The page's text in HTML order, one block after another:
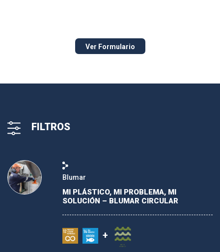
Ver Formulario
FILTROS
ODS
ÁMBITOS DE PACTO GLOBAL
Blumar
MI PLÁSTICO, MI PROBLEMA, MI
SOLUCIÓN – BLUMAR CIRCULAR
+